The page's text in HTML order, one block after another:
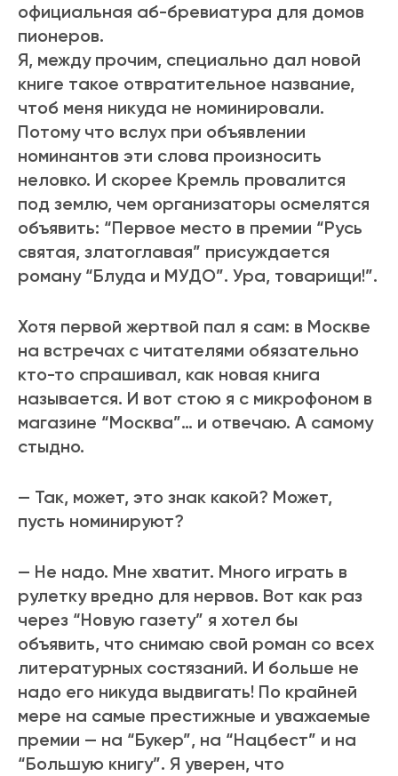
официальная аб-бревиатура для домов
пионеров.
Я, между прочим, специально дал новой
книге такое отвратительное название,
чтоб меня никуда не номинировали.
Потому что вслух при объявлении
номинантов эти слова произносить
неловко. И скорее Кремль провалится
под землю, чем организаторы осмелятся
объявить: “Первое место в премии “Русь
святая, златоглавая” присуждается
роману “Блуда и МУДО”. Ура, товарищи!”.
Хотя первой жертвой пал я сам: в Москве
на встречах с читателями обязательно
кто-то спрашивал, как новая книга
называется. И вот стою я с микрофоном в
магазине “Москва”… и отвечаю. А самому
стыдно.
— Так, может, это знак какой? Может,
пусть номинируют?
— Не надо. Мне хватит. Много играть в
рулетку вредно для нервов. Вот как раз
через “Новую газету” я хотел бы
объявить, что снимаю свой роман со всех
литературных состязаний. И больше не
надо его никуда выдвигать! По крайней
мере на самые престижные и уважаемые
премии — на “Букер”, на “Нацбест” и на
“Большую книгу”. Я уверен, что